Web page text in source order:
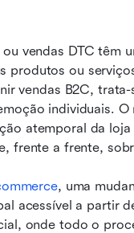
ou vendas DTC têm
produtos ou
individuais. O
atemporal da
frente a frente,
, uma
acessível a partir
onde todo o